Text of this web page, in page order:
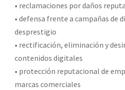
• reclamaciones por daños
• defensa frente a campañas de
desprestigio
• rectificación, eliminación y
contenidos digitales
• protección reputacional de
marcas comerciales